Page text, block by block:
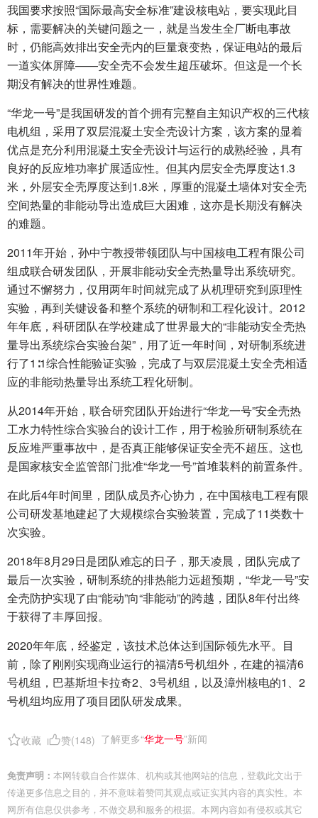
我国要求按照“国际最高安全标准”建设核电站，要实现此目
标，需要解决的关键问题之一，就是当发生全厂断电事故
时，仍能高效排出安全壳内的巨量衰变热，保证电站的最后
一道实体屏障——安全壳不会发生超压破坏。但这是一个长
期没有解决的世界性难题。
“华龙一号”是我国研发的首个拥有完整自主知识产权的三代核
电机组，采用了双层混凝土安全壳设计方案，该方案的显着
优点是充分利用混凝土安全壳设计与运行的成熟经验，具有
良好的反应堆功率扩展适应性。但其内层安全壳厚度达1.3
米，外层安全壳厚度达到1.8米，厚重的混凝土墙体对安全壳
空间热量的非能动导出造成巨大困难，这亦是长期没有解决
的难题。
2011年开始，孙中宁教授带领团队与中国核电工程有限公司
组成联合研发团队，开展非能动安全壳热量导出系统研究。
通过不懈努力，仅用两年时间就完成了从机理研究到原理性
实验，再到关键设备和整个系统的研制和工程化设计。2012
年年底，科研团队在学校建成了世界最大的“非能动安全壳热
量导出系统综合实验台架”，用了近一年时间，对研制系统进
行了1∶1综合性能验证实验，完成了与双层混凝土安全壳相适
应的非能动热量导出系统工程化研制。
从2014年开始，联合研究团队开始进行“华龙一号”安全壳热
工水力特性综合实验台的设计工作，用于检验所研制系统在
反应堆严重事故中，是否真正能够保证安全壳不超压。这也
是国家核安全监管部门批准“华龙一号”首堆装料的前置条件。
在此后4年时间里，团队成员齐心协力，在中国核电工程有限
公司研发基地建起了大规模综合实验装置，完成了11类数十
次实验。
2018年8月29日是团队难忘的日子，那天凌晨，团队完成了
最后一次实验，研制系统的排热能力远超预期，“华龙一号”安
全壳防护实现了由“能动”向“非能动”的跨越，团队8年付出终
于获得了丰厚回报。
2020年年底，经鉴定，该技术总体达到国际领先水平。目
前，除了刚刚实现商业运行的福清5号机组外，在建的福清6
号机组，巴基斯坦卡拉奇2、3号机组，以及漳州核电的1、2
号机组均应用了项目团队研发成果。
收藏 赞(148) 了解更多“华龙一号”新闻
免责声明： 本网转载自合作媒体、机构或其他网站的信息，登载此文出于
传递更多信息之目的，并不意味着赞同其观点或证实其内容的真实性。本
网所有信息仅供参考，不做交易和服务的根据。本网内容如有侵权或其它